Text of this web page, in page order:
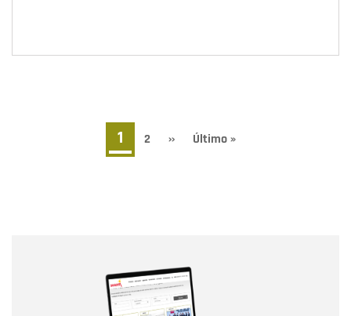
Página
actual
1 Page
2
Siguiente
››
Última
Último »
Correo electrónico